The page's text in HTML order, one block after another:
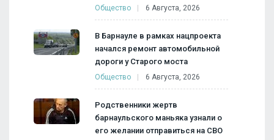
Общество 6 Августа, 2026
В Барнауле в рамках нацпроекта
начался ремонт автомобильной
дороги у Старого моста
Общество 6 Августа, 2026
Родственники жертв
барнаульского маньяка узнали о
его желании отправиться на СВО